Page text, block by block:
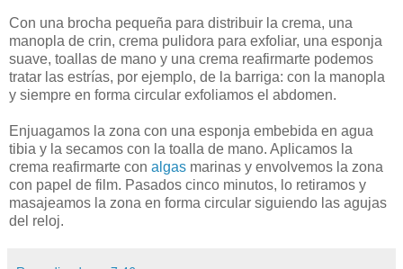
Con una brocha pequeña para distribuir la crema, una
manopla de crin, crema pulidora para exfoliar, una esponja
suave, toallas de mano y una crema reafirmarte podemos
tratar las estrías, por ejemplo, de la barriga: con la manopla
y siempre en forma circular exfoliamos el abdomen.
Enjuagamos la zona con una esponja embebida en agua
tibia y la secamos con la toalla de mano. Aplicamos la
crema reafirmarte con algas marinas y envolvemos la zona
con papel de film. Pasados cinco minutos, lo retiramos y
masajeamos la zona en forma circular siguiendo las agujas
del reloj.